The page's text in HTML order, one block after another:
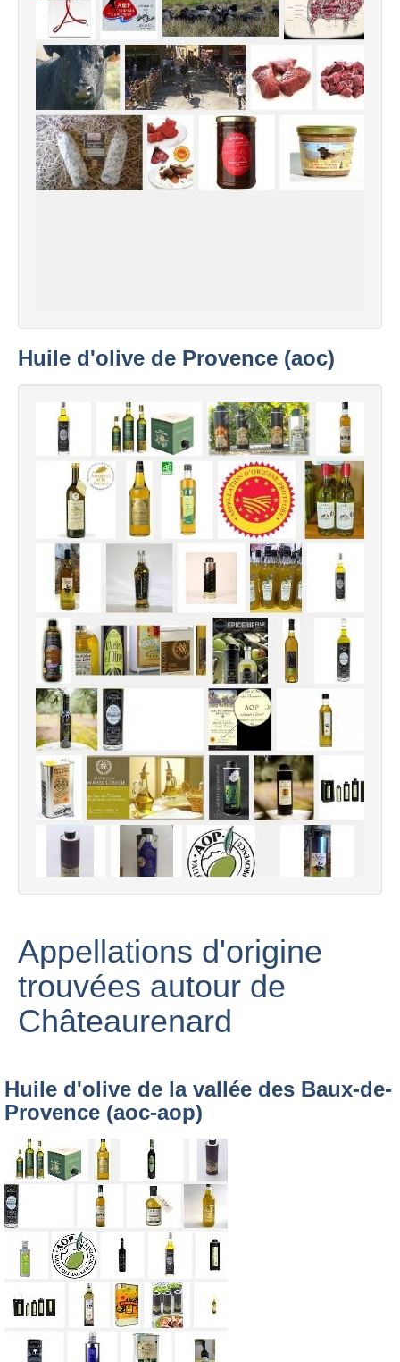
Huile d'olive de Provence (aoc)
Appellations d'origine
trouvées autour de
Châteaurenard
Huile d'olive de la vallée des Baux-de-
Provence (aoc-aop)